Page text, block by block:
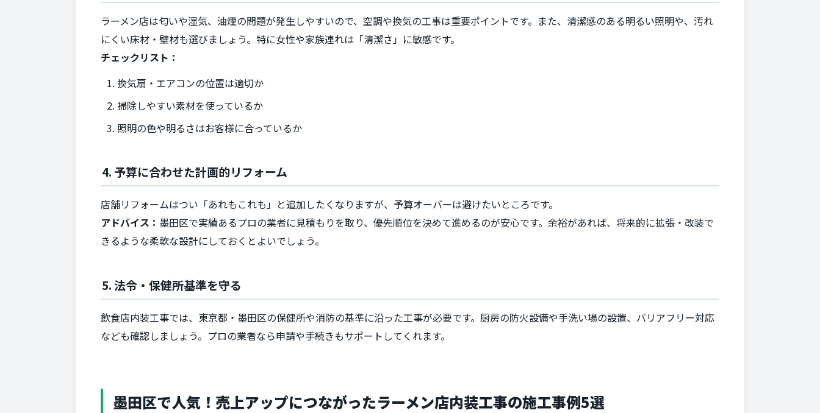
ラーメン店は匂いや湿気、油煙の問題が発生しやすいので、空調や換気の工事は重要ポイントです。また、清潔感のある明るい照明や、汚れ
にくい床材・壁材も選びましょう。特に女性や家族連れは「清潔さ」に敏感です。
チェックリスト：
換気扇・エアコンの位置は適切か
掃除しやすい素材を使っているか
照明の色や明るさはお客様に合っているか
4. 予算に合わせた計画的リフォーム
店舗リフォームはつい「あれもこれも」と追加したくなりますが、予算オーバーは避けたいところです。
アドバイス： 墨田区で実績あるプロの業者に見積もりを取り、優先順位を決めて進めるのが安心です。余裕があれば、将来的に拡張・改装で
きるような柔軟な設計にしておくとよいでしょう。
5. 法令・保健所基準を守る
飲食店内装工事では、東京都・墨田区の保健所や消防の基準に沿った工事が必要です。厨房の防火設備や手洗い場の設置、バリアフリー対応
なども確認しましょう。プロの業者なら申請や手続きもサポートしてくれます。
墨田区で人気！売上アップにつながったラーメン店内装工事の施工事例5選